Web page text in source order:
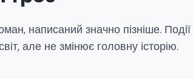
написаний значно пізніше.
але не змінює головну історію.